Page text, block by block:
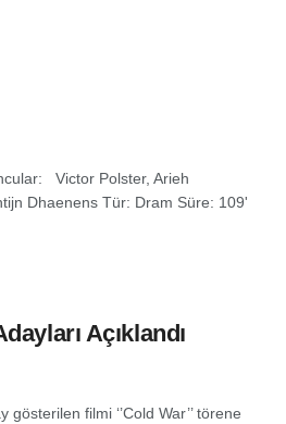
Victor Polster, Arieh
Dhaenens Tür: Dram Süre: 109'
Açıklandı
filmi ‘’Cold War’’ törene